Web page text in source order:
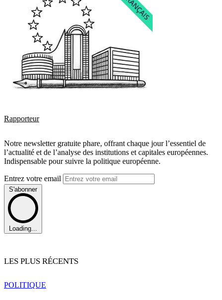
Rapporteur
Notre newsletter gratuite phare, offrant chaque jour l’essentiel de
l’actualité et de l’analyse des institutions et capitales européennes.
Indispensable pour suivre la politique européenne.
Entrez votre email
S'abonner
Loading...
LES PLUS RÉCENTS
POLITIQUE